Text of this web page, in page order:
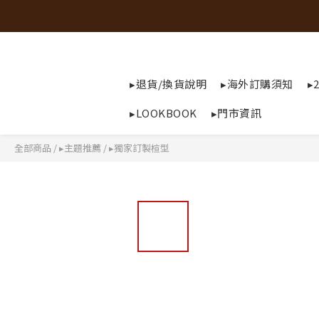
▸退貨/換貨說明 ▸海外訂購須知
▸LOOKBOOK
▸門市資訊
全部商品 /▸主題推薦 /▸獨家訂製楦型